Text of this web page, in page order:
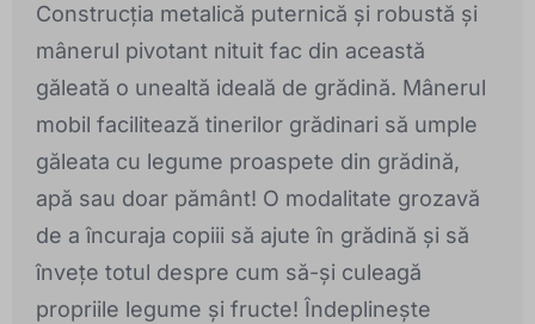
Construcția metalică puternică și robustă și
mânerul pivotant nituit fac din această
găleată o unealtă ideală de grădină. Mânerul
mobil facilitează tinerilor grădinari să umple
găleata cu legume proaspete din grădină,
apă sau doar pământ! O modalitate grozavă
de a încuraja copiii să ajute în grădină și să
învețe totul despre cum să-și culeagă
propriile legume și fructe! Îndeplinește